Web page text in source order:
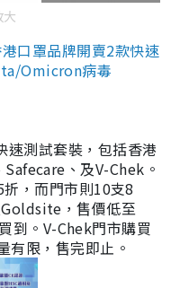
口罩品牌開賣2款快速
Omicron病毒
速測試套裝，包括香港
、及V-Chek。
，而門市則10支8
，售價低至
到。V-Chek門市購買
有限，售完即止。